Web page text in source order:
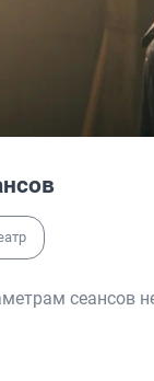
сеансов